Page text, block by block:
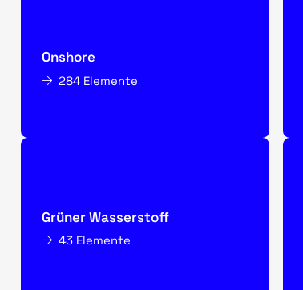
Onshore
284 Elemente
Grüner Wasserstoff
43 Elemente